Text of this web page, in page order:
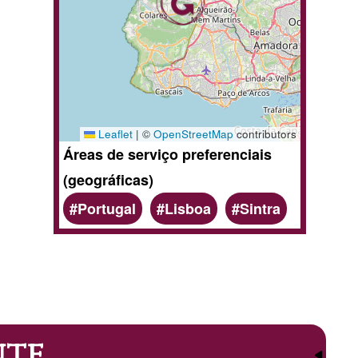
Leaflet | © OpenStreetMapcontributors
Áreas de serviço preferenciais
(geográficas)
Portugal
Lisboa Sintra